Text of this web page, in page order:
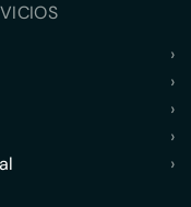
›
›
›
›
›